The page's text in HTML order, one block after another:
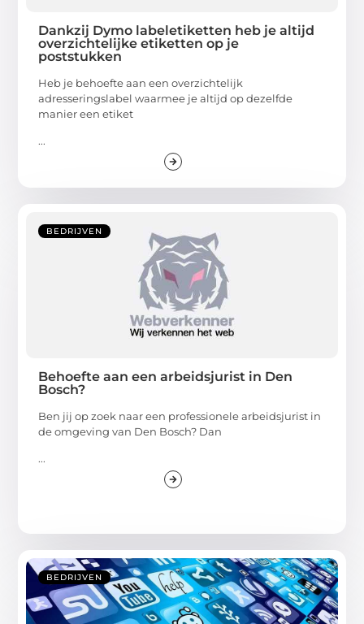
Dankzij Dymo labeletiketten heb je altijd
overzichtelijke etiketten op je
poststukken
Heb je behoefte aan een overzichtelijk
adresseringslabel waarmee je altijd op dezelfde
manier een etiket
...
BEDRIJVEN
Behoefte aan een arbeidsjurist in Den
Bosch?
Ben jij op zoek naar een professionele arbeidsjurist in
de omgeving van Den Bosch? Dan
...
BEDRIJVEN